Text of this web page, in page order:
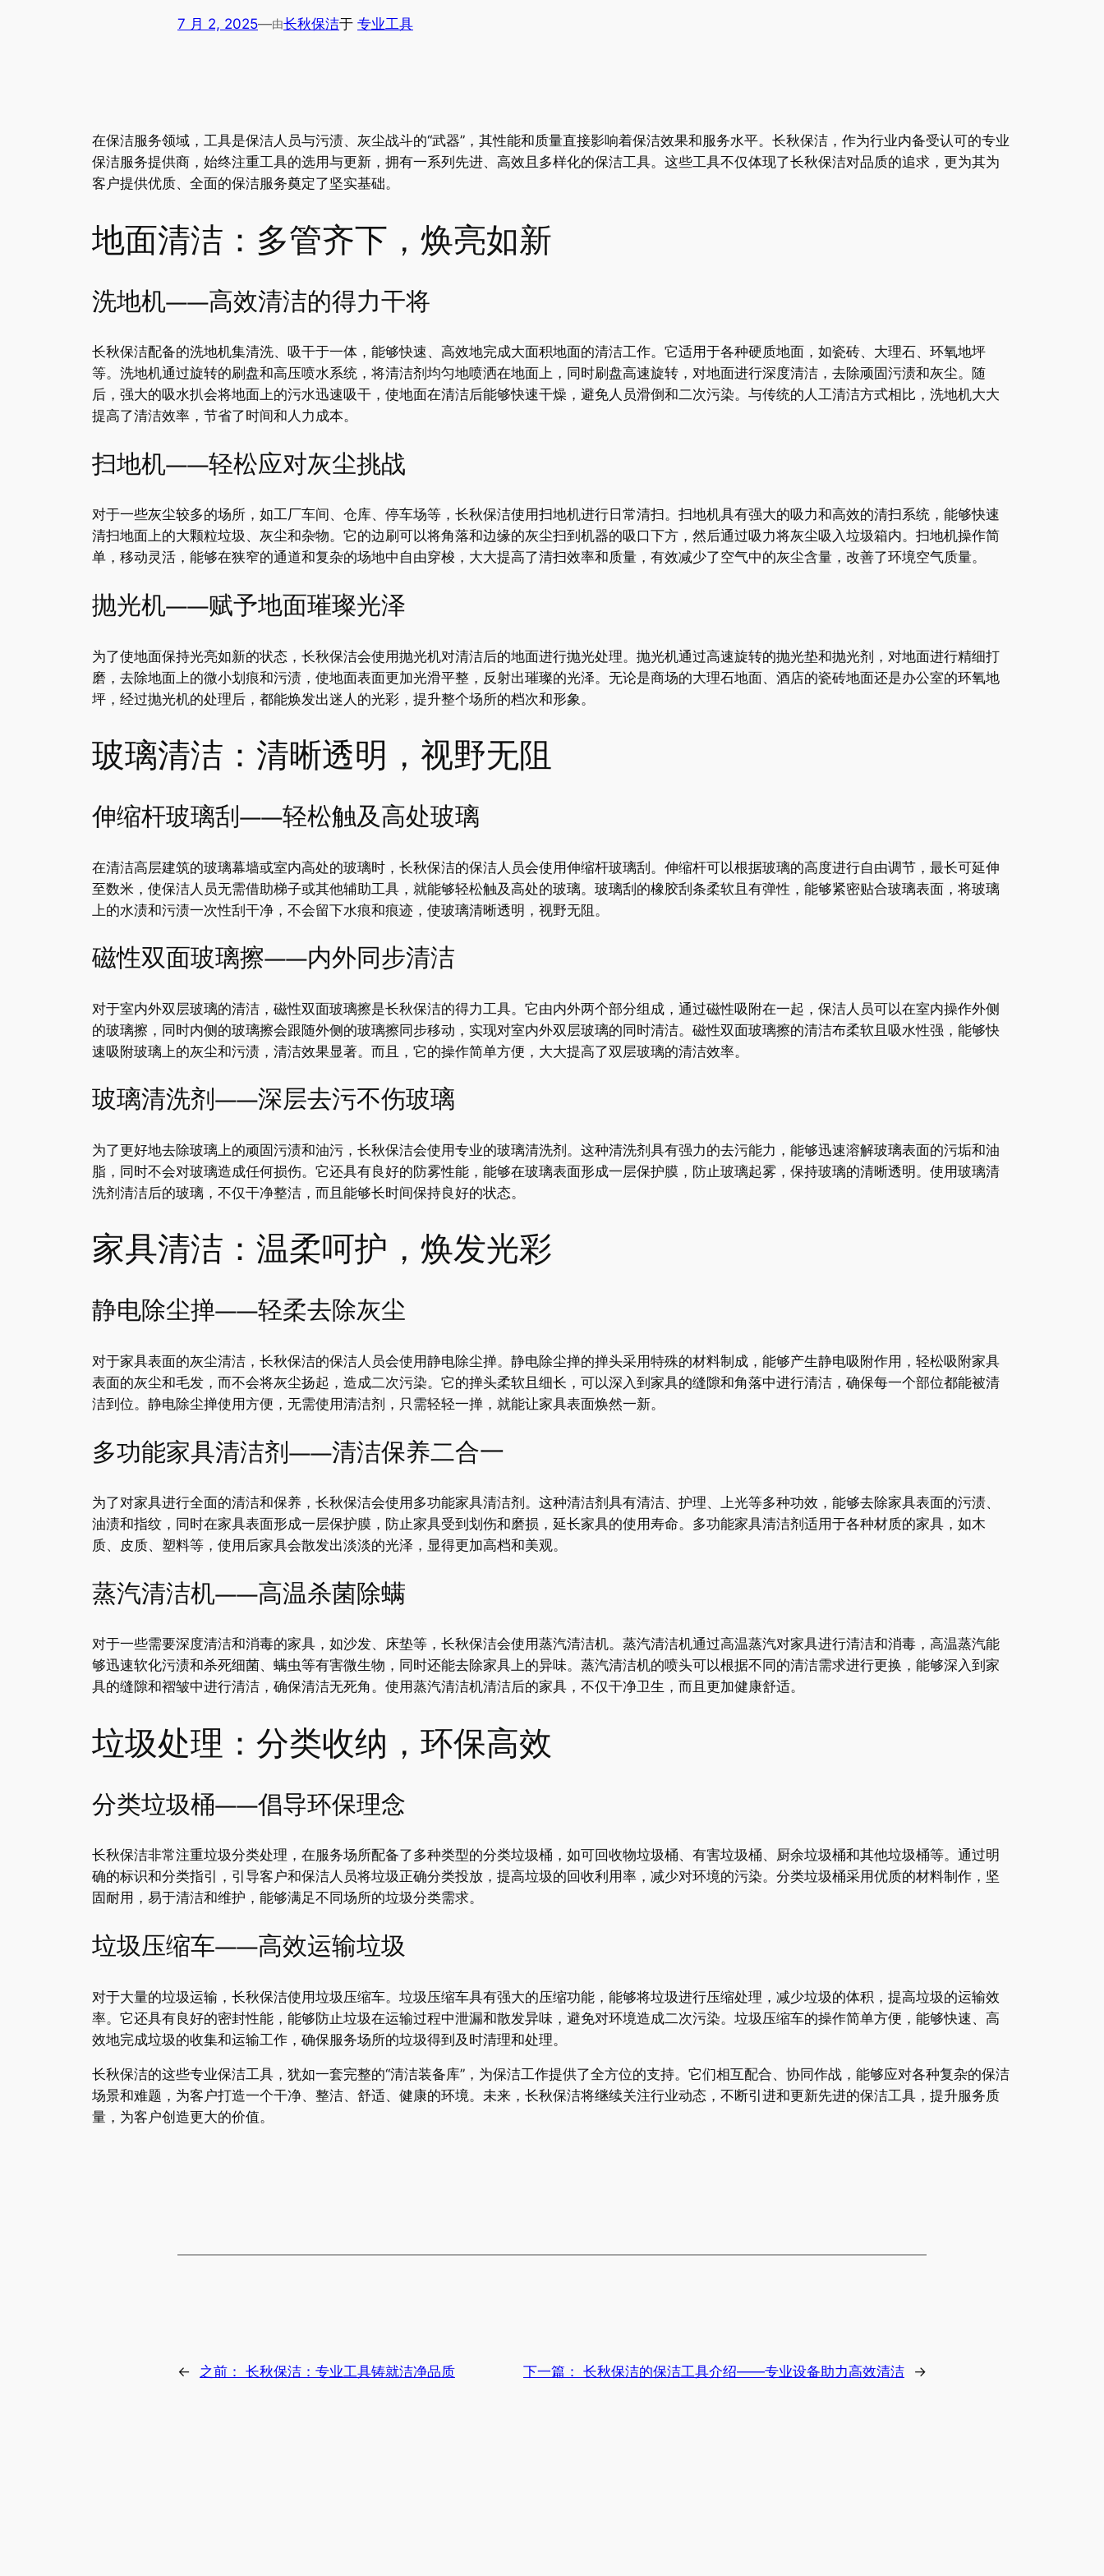
7 月 2, 2025—由长秋保洁于 专业工具
在保洁服务领域，工具是保洁人员与污渍、灰尘战斗的“武器”，其性能和质量直接影响着保洁效果和服务水平。长秋保洁，作为行业内备受认可的专业
保洁服务提供商，始终注重工具的选用与更新，拥有一系列先进、高效且多样化的保洁工具。这些工具不仅体现了长秋保洁对品质的追求，更为其为
客户提供优质、全面的保洁服务奠定了坚实基础。
地面清洁：多管齐下，焕亮如新
洗地机——高效清洁的得力干将
长秋保洁配备的洗地机集清洗、吸干于一体，能够快速、高效地完成大面积地面的清洁工作。它适用于各种硬质地面，如瓷砖、大理石、环氧地坪
等。洗地机通过旋转的刷盘和高压喷水系统，将清洁剂均匀地喷洒在地面上，同时刷盘高速旋转，对地面进行深度清洁，去除顽固污渍和灰尘。随
后，强大的吸水扒会将地面上的污水迅速吸干，使地面在清洁后能够快速干燥，避免人员滑倒和二次污染。与传统的人工清洁方式相比，洗地机大大
提高了清洁效率，节省了时间和人力成本。
扫地机——轻松应对灰尘挑战
对于一些灰尘较多的场所，如工厂车间、仓库、停车场等，长秋保洁使用扫地机进行日常清扫。扫地机具有强大的吸力和高效的清扫系统，能够快速
清扫地面上的大颗粒垃圾、灰尘和杂物。它的边刷可以将角落和边缘的灰尘扫到机器的吸口下方，然后通过吸力将灰尘吸入垃圾箱内。扫地机操作简
单，移动灵活，能够在狭窄的通道和复杂的场地中自由穿梭，大大提高了清扫效率和质量，有效减少了空气中的灰尘含量，改善了环境空气质量。
抛光机——赋予地面璀璨光泽
为了使地面保持光亮如新的状态，长秋保洁会使用抛光机对清洁后的地面进行抛光处理。抛光机通过高速旋转的抛光垫和抛光剂，对地面进行精细打
磨，去除地面上的微小划痕和污渍，使地面表面更加光滑平整，反射出璀璨的光泽。无论是商场的大理石地面、酒店的瓷砖地面还是办公室的环氧地
坪，经过抛光机的处理后，都能焕发出迷人的光彩，提升整个场所的档次和形象。
玻璃清洁：清晰透明，视野无阻
伸缩杆玻璃刮——轻松触及高处玻璃
在清洁高层建筑的玻璃幕墙或室内高处的玻璃时，长秋保洁的保洁人员会使用伸缩杆玻璃刮。伸缩杆可以根据玻璃的高度进行自由调节，最长可延伸
至数米，使保洁人员无需借助梯子或其他辅助工具，就能够轻松触及高处的玻璃。玻璃刮的橡胶刮条柔软且有弹性，能够紧密贴合玻璃表面，将玻璃
上的水渍和污渍一次性刮干净，不会留下水痕和痕迹，使玻璃清晰透明，视野无阻。
磁性双面玻璃擦——内外同步清洁
对于室内外双层玻璃的清洁，磁性双面玻璃擦是长秋保洁的得力工具。它由内外两个部分组成，通过磁性吸附在一起，保洁人员可以在室内操作外侧
的玻璃擦，同时内侧的玻璃擦会跟随外侧的玻璃擦同步移动，实现对室内外双层玻璃的同时清洁。磁性双面玻璃擦的清洁布柔软且吸水性强，能够快
速吸附玻璃上的灰尘和污渍，清洁效果显著。而且，它的操作简单方便，大大提高了双层玻璃的清洁效率。
玻璃清洗剂——深层去污不伤玻璃
为了更好地去除玻璃上的顽固污渍和油污，长秋保洁会使用专业的玻璃清洗剂。这种清洗剂具有强力的去污能力，能够迅速溶解玻璃表面的污垢和油
脂，同时不会对玻璃造成任何损伤。它还具有良好的防雾性能，能够在玻璃表面形成一层保护膜，防止玻璃起雾，保持玻璃的清晰透明。使用玻璃清
洗剂清洁后的玻璃，不仅干净整洁，而且能够长时间保持良好的状态。
家具清洁：温柔呵护，焕发光彩
静电除尘掸——轻柔去除灰尘
对于家具表面的灰尘清洁，长秋保洁的保洁人员会使用静电除尘掸。静电除尘掸的掸头采用特殊的材料制成，能够产生静电吸附作用，轻松吸附家具
表面的灰尘和毛发，而不会将灰尘扬起，造成二次污染。它的掸头柔软且细长，可以深入到家具的缝隙和角落中进行清洁，确保每一个部位都能被清
洁到位。静电除尘掸使用方便，无需使用清洁剂，只需轻轻一掸，就能让家具表面焕然一新。
多功能家具清洁剂——清洁保养二合一
为了对家具进行全面的清洁和保养，长秋保洁会使用多功能家具清洁剂。这种清洁剂具有清洁、护理、上光等多种功效，能够去除家具表面的污渍、
油渍和指纹，同时在家具表面形成一层保护膜，防止家具受到划伤和磨损，延长家具的使用寿命。多功能家具清洁剂适用于各种材质的家具，如木
质、皮质、塑料等，使用后家具会散发出淡淡的光泽，显得更加高档和美观。
蒸汽清洁机——高温杀菌除螨
对于一些需要深度清洁和消毒的家具，如沙发、床垫等，长秋保洁会使用蒸汽清洁机。蒸汽清洁机通过高温蒸汽对家具进行清洁和消毒，高温蒸汽能
够迅速软化污渍和杀死细菌、螨虫等有害微生物，同时还能去除家具上的异味。蒸汽清洁机的喷头可以根据不同的清洁需求进行更换，能够深入到家
具的缝隙和褶皱中进行清洁，确保清洁无死角。使用蒸汽清洁机清洁后的家具，不仅干净卫生，而且更加健康舒适。
垃圾处理：分类收纳，环保高效
分类垃圾桶——倡导环保理念
长秋保洁非常注重垃圾分类处理，在服务场所配备了多种类型的分类垃圾桶，如可回收物垃圾桶、有害垃圾桶、厨余垃圾桶和其他垃圾桶等。通过明
确的标识和分类指引，引导客户和保洁人员将垃圾正确分类投放，提高垃圾的回收利用率，减少对环境的污染。分类垃圾桶采用优质的材料制作，坚
固耐用，易于清洁和维护，能够满足不同场所的垃圾分类需求。
垃圾压缩车——高效运输垃圾
对于大量的垃圾运输，长秋保洁使用垃圾压缩车。垃圾压缩车具有强大的压缩功能，能够将垃圾进行压缩处理，减少垃圾的体积，提高垃圾的运输效
率。它还具有良好的密封性能，能够防止垃圾在运输过程中泄漏和散发异味，避免对环境造成二次污染。垃圾压缩车的操作简单方便，能够快速、高
效地完成垃圾的收集和运输工作，确保服务场所的垃圾得到及时清理和处理。
长秋保洁的这些专业保洁工具，犹如一套完整的“清洁装备库”，为保洁工作提供了全方位的支持。它们相互配合、协同作战，能够应对各种复杂的保洁
场景和难题，为客户打造一个干净、整洁、舒适、健康的环境。未来，长秋保洁将继续关注行业动态，不断引进和更新先进的保洁工具，提升服务质
量，为客户创造更大的价值。
← 之前： 长秋保洁：专业工具铸就洁净品质 下一篇： 长秋保洁的保洁工具介绍——专业设备助力高效清洁 →